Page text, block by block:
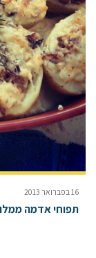
16 בפברואר 2013
תפוחי אדמה